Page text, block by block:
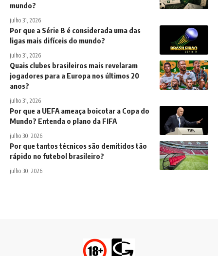
mundo?
julho 31, 2026
Por que a Série B é considerada uma das
ligas mais difíceis do mundo?
julho 31, 2026
Quais clubes brasileiros mais revelaram
jogadores para a Europa nos últimos 20
anos?
julho 31, 2026
Por que a UEFA ameaça boicotar a Copa do
Mundo? Entenda o plano da FIFA
julho 30, 2026
Por que tantos técnicos são demitidos tão
rápido no futebol brasileiro?
julho 30, 2026